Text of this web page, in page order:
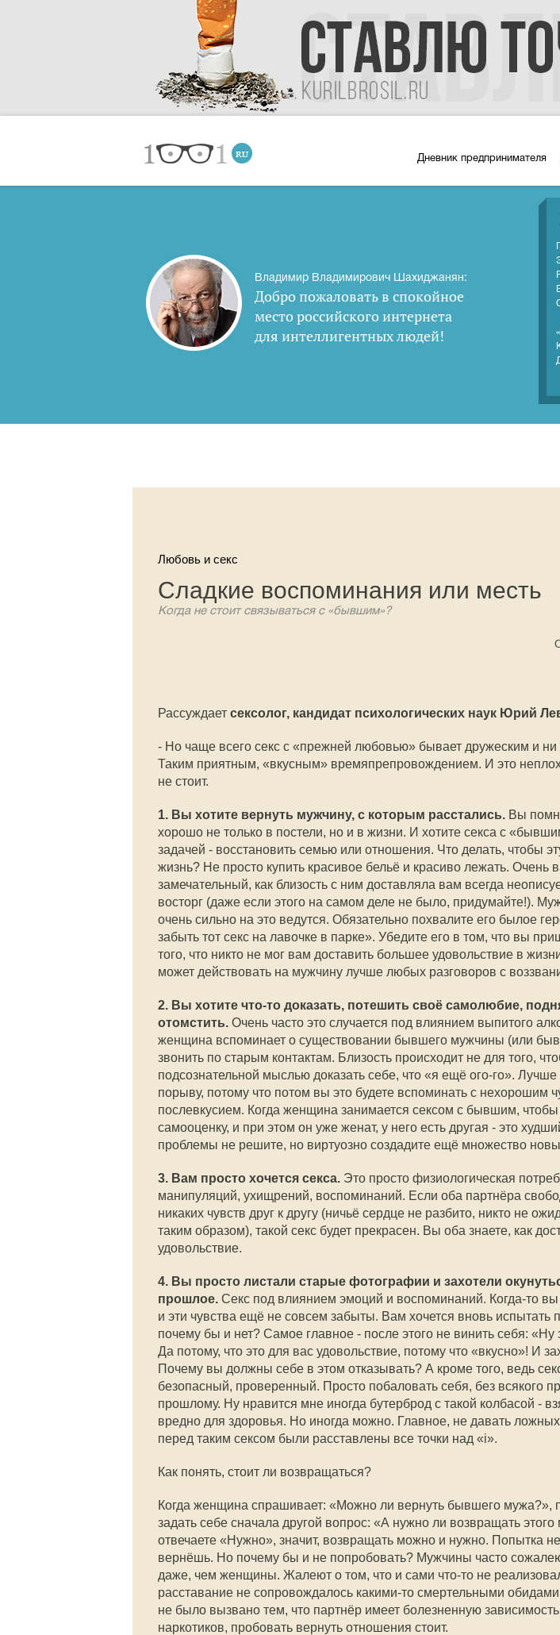
Дневник предпринимателя
Владимир Владимирович Шахиджанян:
Добро пожаловать в спокойное
место российского интернета
для интеллигентных людей!
Любовь и секс
Сладкие воспоминания или месть
Когда не стоит связываться с «бывшим»?
Рассуждает сексолог, кандидат психологических наук Юрий
- Но чаще всего секс с «прежней любовью» бывает дружеским и
Таким приятным, «вкусным» времяпрепровождением. И это
не стоит.
1. Вы хотите вернуть мужчину, с которым расстались. Вы
хорошо не только в постели, но и в жизни. И хотите секса с
задачей - восстановить семью или отношения. Что делать, чтобы
жизнь? Не просто купить красивое бельё и красиво лежать. Очень
замечательный, как близость с ним доставляла вам всегда
восторг (даже если этого на самом деле не было, придумайте!).
очень сильно на это ведутся. Обязательно похвалите его былое
забыть тот секс на лавочке в парке». Убедите его в том, что вы
того, что никто не мог вам доставить большее удовольствие в
может действовать на мужчину лучше любых разговоров с
2. Вы хотите что-то доказать, потешить своё самолюбие,
отомстить. Очень часто это случается под влиянием выпитого
женщина вспоминает о существовании бывшего мужчины (или
звонить по старым контактам. Близость происходит не для того,
подсознательной мыслью доказать себе, что «я ещё ого-го».
порыву, потому что потом вы это будете вспоминать с нехорошим
послевкусием. Когда женщина занимается сексом с бывшим, чтобы
самооценку, и при этом он уже женат, у него есть другая - это
проблемы не решите, но виртуозно создадите ещё множество
3. Вам просто хочется секса. Это просто физиологическая
манипуляций, ухищрений, воспоминаний. Если оба партнёра
никаких чувств друг к другу (ничьё сердце не разбито, никто не
таким образом), такой секс будет прекрасен. Вы оба знаете, как
удовольствие.
4. Вы просто листали старые фотографии и захотели
прошлое. Секс под влиянием эмоций и воспоминаний. Когда-то
и эти чувства ещё не совсем забыты. Вам хочется вновь
почему бы и нет? Самое главное - после этого не винить себя:
Да потому, что это для вас удовольствие, потому что «вкусно»! И
Почему вы должны себе в этом отказывать? А кроме того, ведь
безопасный, проверенный. Просто побаловать себя, без всякого
прошлому. Ну нравится мне иногда бутерброд с такой колбасой -
вредно для здоровья. Но иногда можно. Главное, не давать
перед таким сексом были расставлены все точки над «i».
Как понять, стоит ли возвращаться?
Когда женщина спрашивает: «Можно ли вернуть бывшего мужа?»,
задать себе сначала другой вопрос: «А нужно ли возвращать
отвечаете «Нужно», значит, возвращать можно и нужно. Попытка
вернёшь. Но почему бы и не попробовать? Мужчины часто
даже, чем женщины. Жалеют о том, что и сами что-то не
расставание не сопровождалось какими-то смертельными
не было вызвано тем, что партнёр имеет болезненную зависимость
наркотиков, пробовать вернуть отношения стоит.